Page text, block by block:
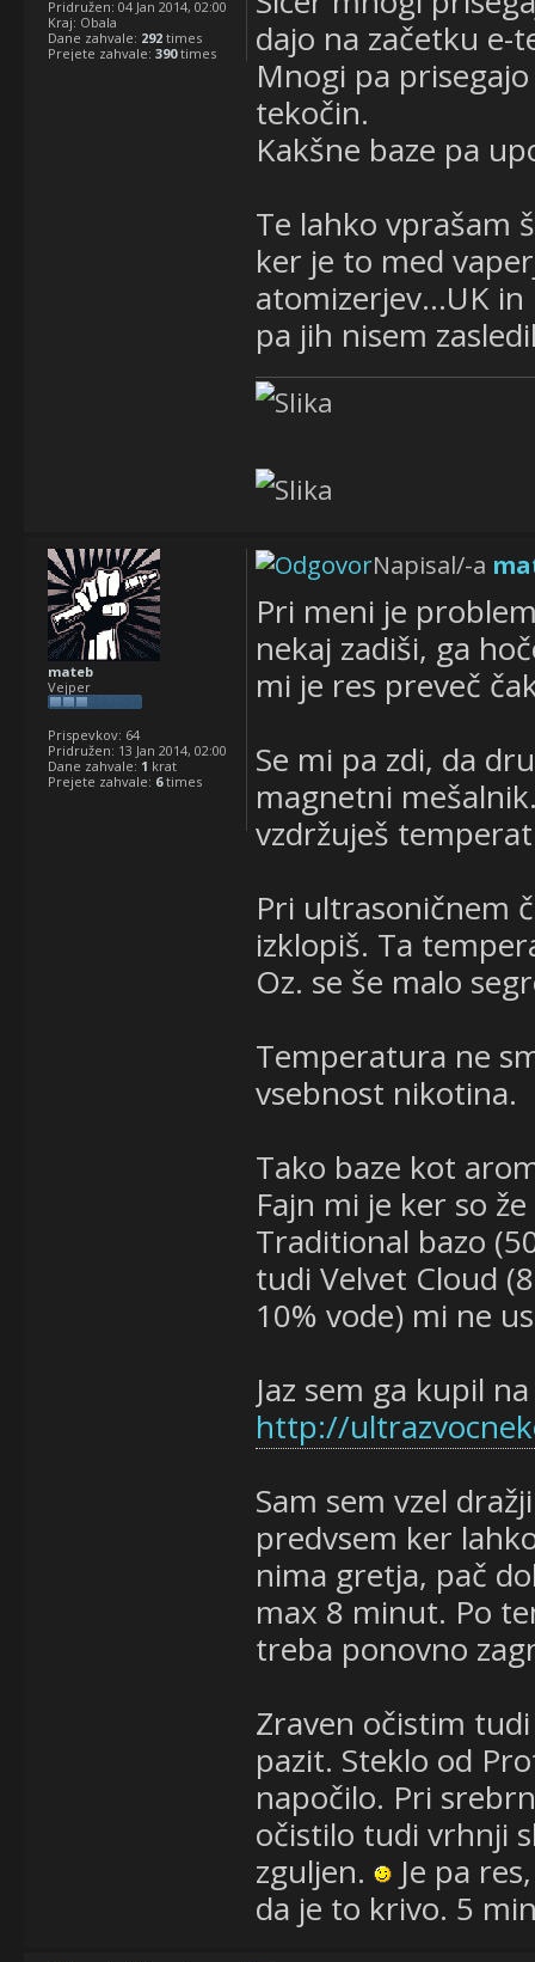
dajo na začetku e-
Mnogi pa
tekočin.
Kakšne baze pa
Te lahko vprašam
ker je to med
atomizerjev...UK in
pa jih nisem
Pridružen: 04 Jan 2014, 02:00
Kraj: Obala
Dane zahvale: 292 times
Prejete zahvale: 390times
Napisal/-a
Pri meni je
nekaj zadiši, ga
mi je res preveč
Se mi pa zdi, da
magnetni
vzdržuješ
Pri ultrasoničnem
izklopiš. Ta
Oz. se še malo
Temperatura ne
vsebnost nikotina.
Tako baze kot
Fajn mi je ker so
Traditional bazo
tudi Velvet Cloud
10% vode) mi ne
Jaz sem ga kupil
http://
Sam sem vzel
predvsem ker
nima gretja, pač
max 8 minut. Po
treba ponovno
Zraven očistim
pazit. Steklo od
napočilo. Pri
očistilo tudi vrhnji
zguljen.
Je pa
da je to krivo. 5
mateb
Vejper
Prispevkov: 64
Pridružen: 13 Jan 2014, 02:00
Dane zahvale: 1 krat
Prejete zahvale: 6times